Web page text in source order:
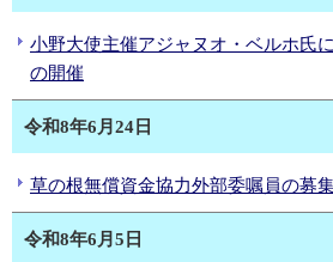
小野大使主催アジャヌオ・ベルホ氏
の開催
令和8年6月24日
草の根無償資金協力外部委嘱員の募
令和8年6月5日